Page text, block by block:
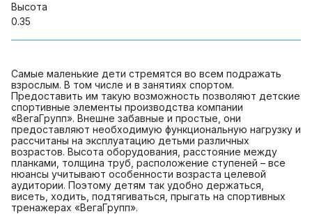
Высота
0.35
Самые маленькие дети стремятся во всем подражать
взрослым. В том числе и в занятиях спортом.
Предоставить им такую возможность позволяют детские
спортивные элементы производства компании
«ВегаГрупп». Внешне забавные и простые, они
предоставляют необходимую функциональную нагрузку и
рассчитаны на эксплуатацию детьми различных
возрастов. Высота оборудования, расстояние между
планками, толщина труб, расположение ступеней – все
нюансы учитывают особенности возраста целевой
аудитории. Поэтому детям так удобно держаться,
висеть, ходить, подтягиваться, прыгать на спортивных
тренажерах «ВегаГрупп».